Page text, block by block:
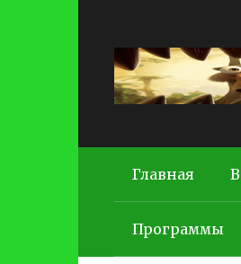
Главная
Программы